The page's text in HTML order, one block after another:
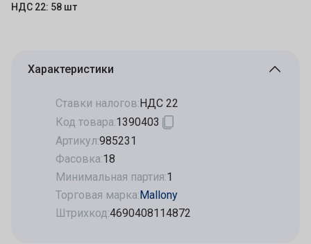
НДС 22: 58 шт
Характеристики
Ставки налогов:НДС 22
Код товара:1390403
Артикул:985231
Фасовка:18
Минимальная партия:1
Торговая марка:Mallony
Штрихкод:4690408114872